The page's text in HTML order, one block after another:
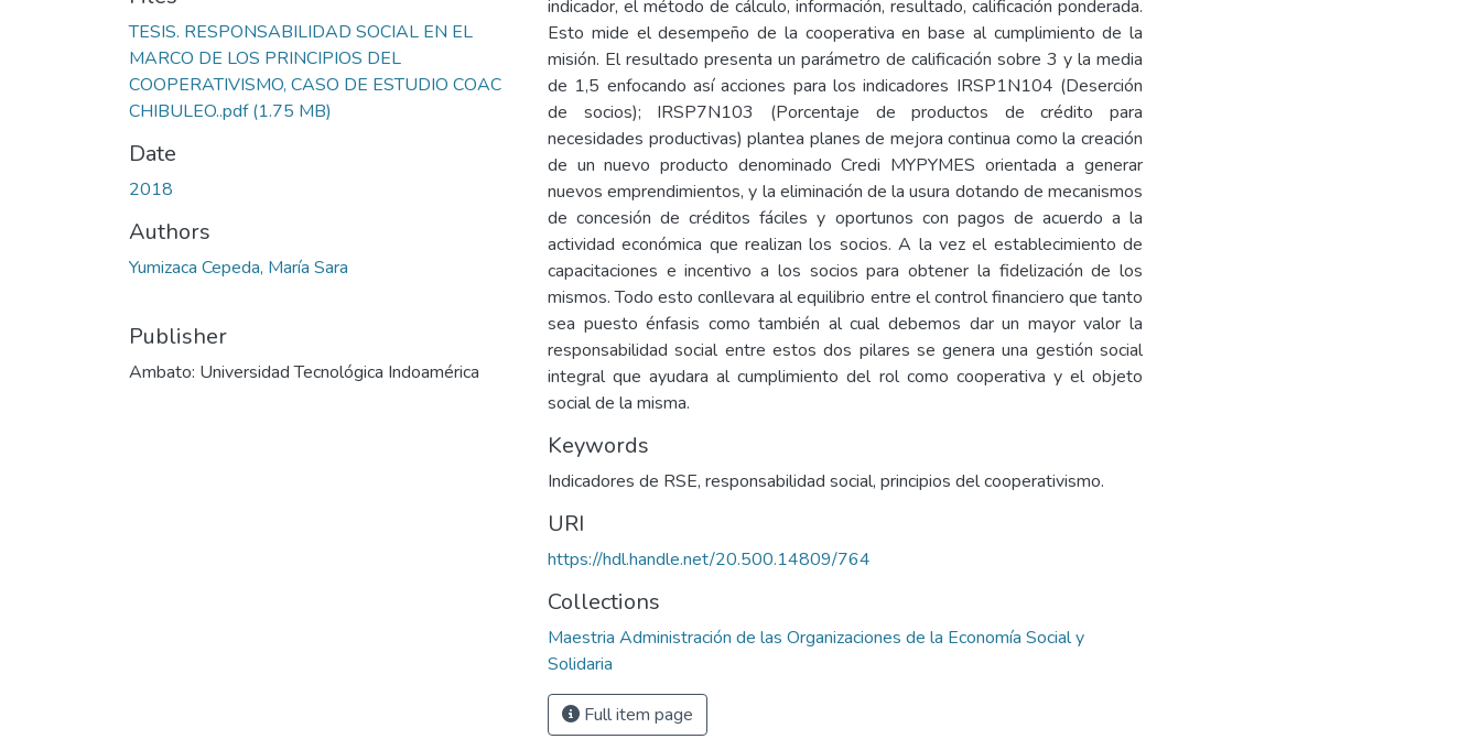
TESIS. RESPONSABILIDAD SOCIAL EN EL
MARCO DE LOS PRINCIPIOS DEL
COOPERATIVISMO, CASO DE ESTUDIO COAC
CHIBULEO..pdf(1.75 MB)
Date
2018
Authors
Yumizaca Cepeda, María Sara
Publisher
Ambato: Universidad Tecnológica Indoamérica
indicador, el método de cálculo, información, resultado, calificación ponderada.
Esto mide el desempeño de la cooperativa en base al cumplimiento de la
misión. El resultado presenta un parámetro de calificación sobre 3 y la media
de 1,5 enfocando así acciones para los indicadores IRSP1N104 (Deserción
de socios); IRSP7N103 (Porcentaje de productos de crédito para
necesidades productivas) plantea planes de mejora continua como la creación
de un nuevo producto denominado Credi MYPYMES orientada a generar
nuevos emprendimientos, y la eliminación de la usura dotando de mecanismos
de concesión de créditos fáciles y oportunos con pagos de acuerdo a la
actividad económica que realizan los socios. A la vez el establecimiento de
capacitaciones e incentivo a los socios para obtener la fidelización de los
mismos. Todo esto conllevara al equilibrio entre el control financiero que tanto
sea puesto énfasis como también al cual debemos dar un mayor valor la
responsabilidad social entre estos dos pilares se genera una gestión social
integral que ayudara al cumplimiento del rol como cooperativa y el objeto
social de la misma.
Keywords
Indicadores de RSE, responsabilidad social, principios del cooperativismo.
URI
https://hdl.handle.net/20.500.14809/764
Collections
Maestria Administración de las Organizaciones de la Economía Social y
Solidaria
Full item page